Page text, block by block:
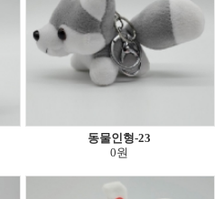
동물인형-23
0원